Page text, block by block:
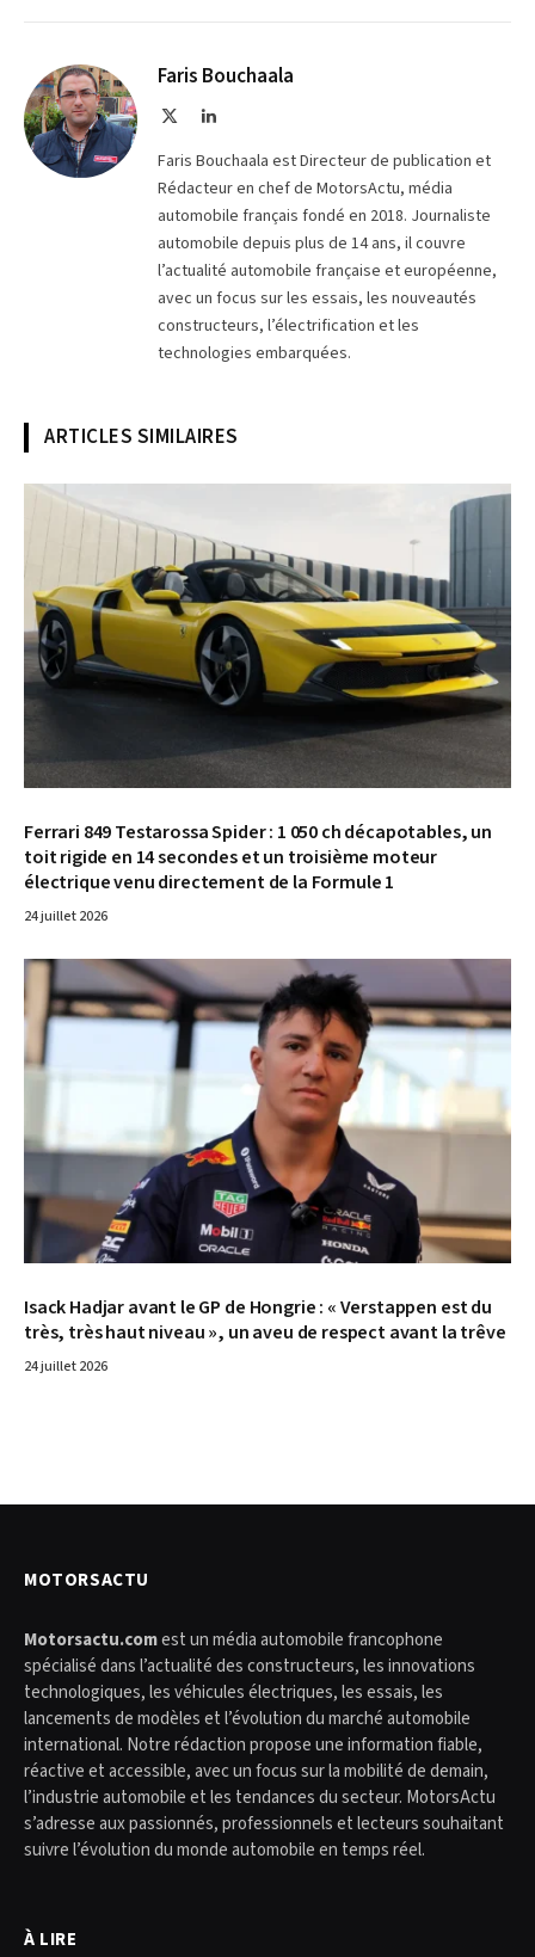
Telegram
Faris Bouchaala
LinkedIn
Faris Bouchaala est Directeur de publication et
Rédacteur en chef de MotorsActu, média
automobile français fondé en 2018. Journaliste
automobile depuis plus de 14 ans, il couvre
l’actualité automobile française et européenne,
avec un focus sur les essais, les nouveautés
constructeurs, l’électrification et les
technologies embarquées.
ARTICLES SIMILAIRES
© Ferrari
Ferrari 849 Testarossa Spider : 1 050 ch décapotables, un
toit rigide en 14 secondes et un troisième moteur
électrique venu directement de la Formule 1
24 juillet 2026
© XPB /Icon Sport
Isack Hadjar avant le GP de Hongrie : « Verstappen est du
très, très haut niveau », un aveu de respect avant la trêve
24 juillet 2026
MOTORSACTU
Motorsactu.comest un média automobile francophone
spécialisé dans l’actualité des constructeurs, les innovations
technologiques, les véhicules électriques, les essais, les
lancements de modèles et l’évolution du marché automobile
international. Notre rédaction propose une information fiable,
réactive et accessible, avec un focus sur la mobilité de demain,
l’industrie automobile et les tendances du secteur. MotorsActu
s’adresse aux passionnés, professionnels et lecteurs souhaitant
suivre l’évolution du monde automobile en temps réel.
À LIRE